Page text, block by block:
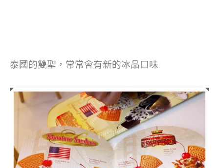
泰國的雙聖，常常會有新的冰品口味